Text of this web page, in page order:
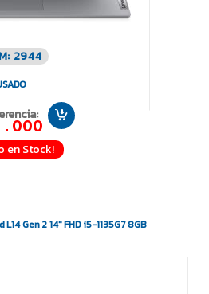
2944
en Stock!
Gen 2 14″ FHD i5-1135G7 8GB